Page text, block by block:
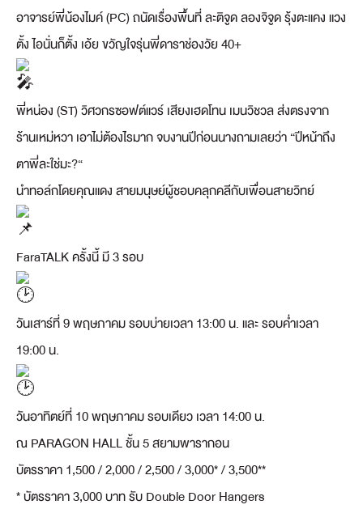
อาจารย์พี่น้องไมค์ (PC) ถนัดเรื่องพื้นที่ ละติจูด ลองจิจูด รุ้งตะแคง แวง
ตั้ง ไอนั่นก็ตั้ง เอ้ย ขวัญใจรุ่นพี่ดาราช่องวัย 40+
พี่หน่อง (ST) วิศวกรซอฟต์แวร์ เสียงเฮดโทน เมนวิชวล ส่งตรงจาก
ร้านเหม่หวา เอาไม่ต้องไรมาก จบงานปีก่อนนางถามเลยว่า “ปีหน้าถึง
ตาพี่ละใช่มะ?“
นำทอล์กโดยคุณแดง สายมนุษย์ผู้ชอบคลุกคลีกับเพื่อนสายวิทย์
FaraTALK ครั้งนี้ มี 3 รอบ
วันเสาร์ที่ 9 พฤษภาคม รอบบ่ายเวลา 13:00 น. และ รอบค่ำเวลา
19:00 น.
วันอาทิตย์ที่ 10 พฤษภาคม รอบเดียว เวลา 14:00 น.
ณ PARAGON HALL ชั้น 5 สยามพารากอน
บัตรราคา 1,500 / 2,000 / 2,500 / 3,000* / 3,500**
* บัตรราคา 3,000 บาท รับ Double Door Hangers